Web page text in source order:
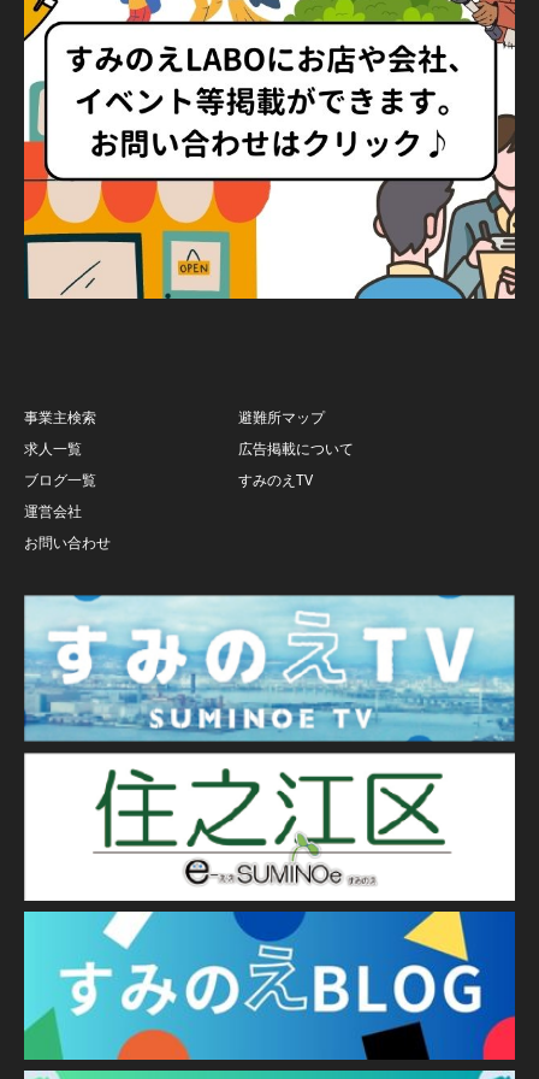
事業主検索
避難所マップ
求人一覧
広告掲載について
ブログ一覧
すみのえTV
運営会社
お問い合わせ